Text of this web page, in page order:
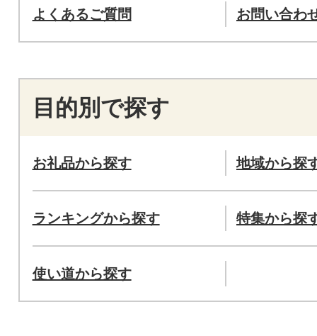
よくあるご質問 お問い合わ
目的別で探す
お礼品から探す 地域から探
ランキングから探す 特集から探
使い道から探す